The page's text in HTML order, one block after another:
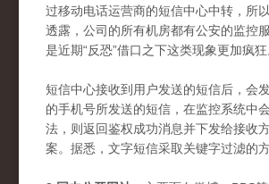
过移动电话运营商的短信中心中转，所
透露，公司的所有机房都有公安的监控
是近期“反恐”借口之下这类现象更加疯狂
短信中心接收到用户发送的短信后，会
的手机号所发送的短信，在监控系统中
法，则返回鉴权成功消息并下发给接收
案。据悉，文字短信采取关键字过滤的